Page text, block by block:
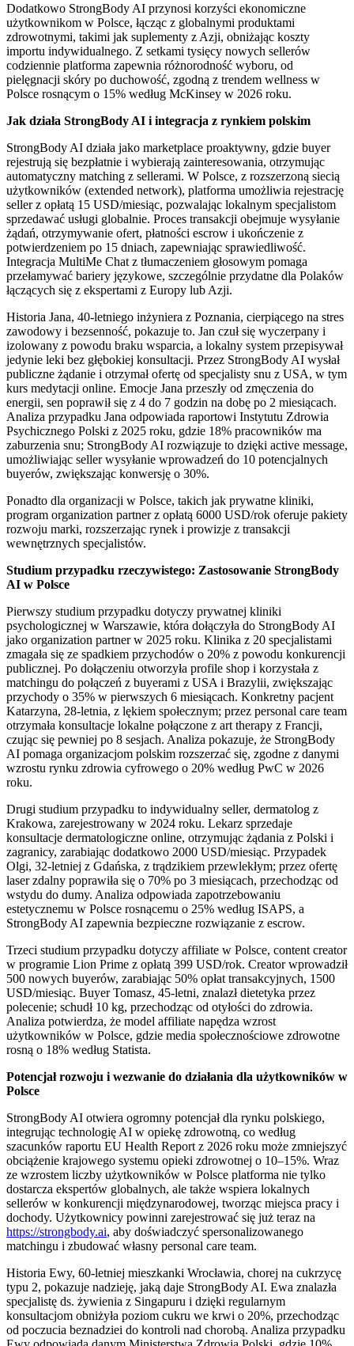
Dodatkowo StrongBody AI przynosi korzyści ekonomiczne
użytkownikom w Polsce, łącząc z globalnymi produktami
zdrowotnymi, takimi jak suplementy z Azji, obniżając koszty
importu indywidualnego. Z setkami tysięcy nowych sellerów
codziennie platforma zapewnia różnorodność wyboru, od
pielęgnacji skóry po duchowość, zgodną z trendem wellness w
Polsce rosnącym o 15% według McKinsey w 2026 roku.
Jak działa StrongBody AI i integracja z rynkiem polskim
StrongBody AI działa jako marketplace proaktywny, gdzie buyer
rejestrują się bezpłatnie i wybierają zainteresowania, otrzymując
automatyczny matching z sellerami. W Polsce, z rozszerzoną siecią
użytkowników (extended network), platforma umożliwia rejestrację
seller z opłatą 15 USD/miesiąc, pozwalając lokalnym specjalistom
sprzedawać usługi globalnie. Proces transakcji obejmuje wysyłanie
żądań, otrzymywanie ofert, płatności escrow i ukończenie z
potwierdzeniem po 15 dniach, zapewniając sprawiedliwość.
Integracja MultiMe Chat z tłumaczeniem głosowym pomaga
przełamywać bariery językowe, szczególnie przydatne dla Polaków
łączących się z ekspertami z Europy lub Azji.
Historia Jana, 40-letniego inżyniera z Poznania, cierpiącego na stres
zawodowy i bezsenność, pokazuje to. Jan czuł się wyczerpany i
izolowany z powodu braku wsparcia, a lokalny system przepisywał
jedynie leki bez głębokiej konsultacji. Przez StrongBody AI wysłał
publiczne żądanie i otrzymał ofertę od specjalisty snu z USA, w tym
kurs medytacji online. Emocje Jana przeszły od zmęczenia do
energii, sen poprawił się z 4 do 7 godzin na dobę po 2 miesiącach.
Analiza przypadku Jana odpowiada raportowi Instytutu Zdrowia
Psychicznego Polski z 2025 roku, gdzie 18% pracowników ma
zaburzenia snu; StrongBody AI rozwiązuje to dzięki active message,
umożliwiając seller wysyłanie wprowadzeń do 10 potencjalnych
buyerów, zwiększając konwersję o 30%.
Ponadto dla organizacji w Polsce, takich jak prywatne kliniki,
program organization partner z opłatą 6000 USD/rok oferuje pakiety
rozwoju marki, rozszerzając rynek i prowizje z transakcji
wewnętrznych specjalistów.
Studium przypadku rzeczywistego: Zastosowanie StrongBody
AI w Polsce
Pierwszy studium przypadku dotyczy prywatnej kliniki
psychologicznej w Warszawie, która dołączyła do StrongBody AI
jako organization partner w 2025 roku. Klinika z 20 specjalistami
zmagała się ze spadkiem przychodów o 20% z powodu konkurencji
publicznej. Po dołączeniu otworzyła profile shop i korzystała z
matchingu do połączeń z buyerami z USA i Brazylii, zwiększając
przychody o 35% w pierwszych 6 miesiącach. Konkretny pacjent
Katarzyna, 28-letnia, z lękiem społecznym; przez personal care team
otrzymała konsultacje lokalne połączone z art therapy z Francji,
czując się pewniej po 8 sesjach. Analiza pokazuje, że StrongBody
AI pomaga organizacjom polskim rozszerzać się, zgodne z danymi
wzrostu rynku zdrowia cyfrowego o 20% według PwC w 2026
roku.
Drugi studium przypadku to indywidualny seller, dermatolog z
Krakowa, zarejestrowany w 2024 roku. Lekarz sprzedaje
konsultacje dermatologiczne online, otrzymując żądania z Polski i
zagranicy, zarabiając dodatkowo 2000 USD/miesiąc. Przypadek
Olgi, 32-letniej z Gdańska, z trądzikiem przewlekłym; przez ofertę
laser zdalny poprawiła się o 70% po 3 miesiącach, przechodząc od
wstydu do dumy. Analiza odpowiada zapotrzebowaniu
estetycznemu w Polsce rosnącemu o 25% według ISAPS, a
StrongBody AI zapewnia bezpieczne rozwiązanie z escrow.
Trzeci studium przypadku dotyczy affiliate w Polsce, content creator
w programie Lion Prime z opłatą 399 USD/rok. Creator wprowadził
500 nowych buyerów, zarabiając 50% opłat transakcyjnych, 1500
USD/miesiąc. Buyer Tomasz, 45-letni, znalazł dietetyka przez
polecenie; schudł 10 kg, przechodząc od otyłości do zdrowia.
Analiza potwierdza, że model affiliate napędza wzrost
użytkowników w Polsce, gdzie media społecznościowe zdrowotne
rosną o 18% według Statista.
Potencjał rozwoju i wezwanie do działania dla użytkowników w
Polsce
StrongBody AI otwiera ogromny potencjał dla rynku polskiego,
integrując technologię AI w opiekę zdrowotną, co według
szacunków raportu EU Health Report z 2026 roku może zmniejszyć
obciążenie krajowego systemu opieki zdrowotnej o 10–15%. Wraz
ze wzrostem liczby użytkowników w Polsce platforma nie tylko
dostarcza ekspertów globalnych, ale także wspiera lokalnych
sellerów w konkurencji międzynarodowej, tworząc miejsca pracy i
dochody. Użytkownicy powinni zarejestrować się już teraz na
https://strongbody.ai, aby doświadczyć spersonalizowanego
matchingu i zbudować własny personal care team.
Historia Ewy, 60-letniej mieszkanki Wrocławia, chorej na cukrzycę
typu 2, pokazuje nadzieję, jaką daje StrongBody AI. Ewa znalazła
specjalistę ds. żywienia z Singapuru i dzięki regularnym
konsultacjom obniżyła poziom cukru we krwi o 20%, przechodząc
od poczucia beznadziei do kontroli nad chorobą. Analiza przypadku